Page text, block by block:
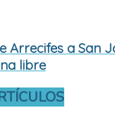
Arrecifes a San
libre